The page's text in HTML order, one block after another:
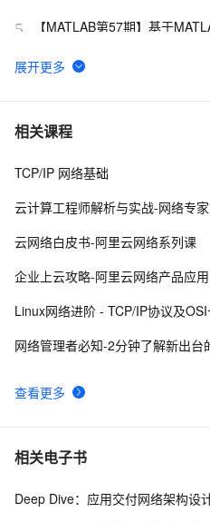
5
【MATLAB第57期】基于
6 网络协议及应用之二：校验和
7 【学习记录】《
8 网络编程socket
10深入理解深度学习中的卷积神
相关课程
查看更多
TCP/IP 网络基础
云计算工程师解析与实战-网络专家
云网络白皮书-阿里云网络系列课
企业上云攻略-阿里云网络产品应
Linux网络进阶 - TCP/IP协议及
网络管理者必知-2分钟了解新出台
相关电子书
Deep Dive：应用交付网络架构设